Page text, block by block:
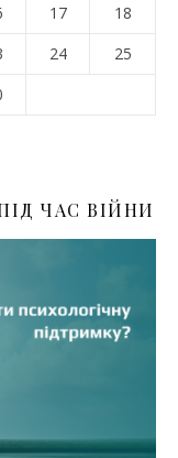
17
18
24
25
ЧАС ВІЙНИ